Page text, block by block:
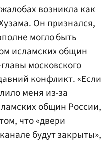
возникла как
Он признался,
могло быть
исламских общин
московского
конфликт. «Если
меня из-за
общин России,
что «двери
будут закрыты»,